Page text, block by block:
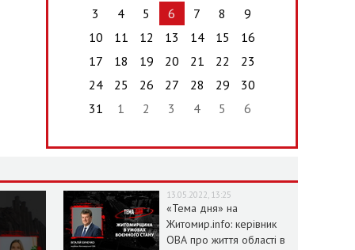
3
4 5 6 7 8
9
10
11 12 13 14 15
16
17
18 19 20 21 22
23
24
25 26 27 28 29
30
31
1 2 3 4 5 6
13.05.2022, 13:25
«Тема дня» на
Житомир.info: керівник
ОВА про життя області в